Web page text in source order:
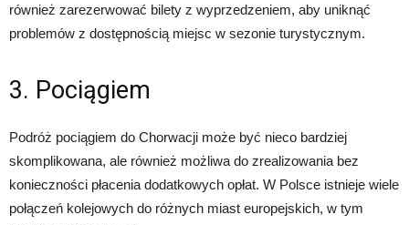
również zarezerwować bilety z wyprzedzeniem, aby uniknąć
problemów z dostępnością miejsc w sezonie turystycznym.
3. Pociągiem
Podróż pociągiem do Chorwacji może być nieco bardziej
skomplikowana, ale również możliwa do zrealizowania bez
konieczności płacenia dodatkowych opłat. W Polsce istnieje wiele
połączeń kolejowych do różnych miast europejskich, w tym